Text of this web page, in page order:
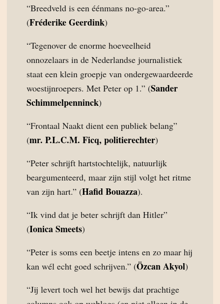
“Breedveld is een éénmans no-go-area.”
(Fréderike Geerdink)
“Tegenover de enorme hoeveelheid
onnozelaars in de Nederlandse journalistiek
staat een klein groepje van ondergewaardeerde
woestijnroepers. Met Peter op 1.” (Sander
Schimmelpenninck)
“Frontaal Naakt dient een publiek belang”
(mr. P.L.C.M. Ficq, politierechter)
“Peter schrijft hartstochtelijk, natuurlijk
beargumenteerd, maar zijn stijl volgt het ritme
van zijn hart.” (Hafid Bouazza).
“Ik vind dat je beter schrijft dan Hitler”
(Ionica Smeets)
“Peter is soms een beetje intens en zo maar hij
kan wél echt goed schrijven.” (Özcan Akyol)
“Jij levert toch wel het bewijs dat prachtige